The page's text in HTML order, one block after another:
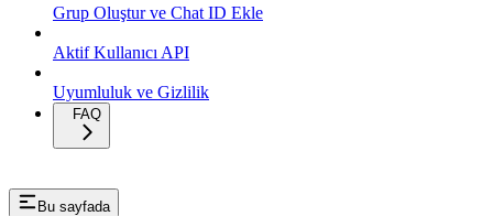
Grup Oluştur ve Chat ID Ekle
Aktif Kullanıcı API
Uyumluluk ve Gizlilik
FAQ
Bu sayfada